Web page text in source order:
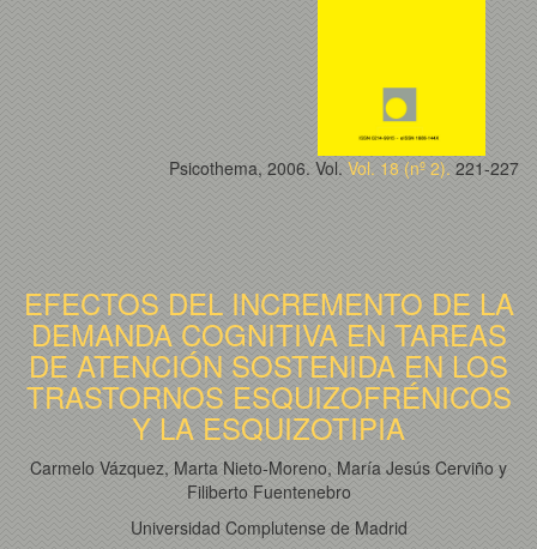
Psicothema, 2006. Vol. Vol. 18 (nº 2). 221-227
EFECTOS DEL INCREMENTO DE LA
DEMANDA COGNITIVA EN TAREAS
DE ATENCIÓN SOSTENIDA EN LOS
TRASTORNOS ESQUIZOFRÉNICOS
Y LA ESQUIZOTIPIA
Carmelo Vázquez, Marta Nieto-Moreno, María Jesús Cerviño y
Filiberto Fuentenebro
Universidad Complutense de Madrid